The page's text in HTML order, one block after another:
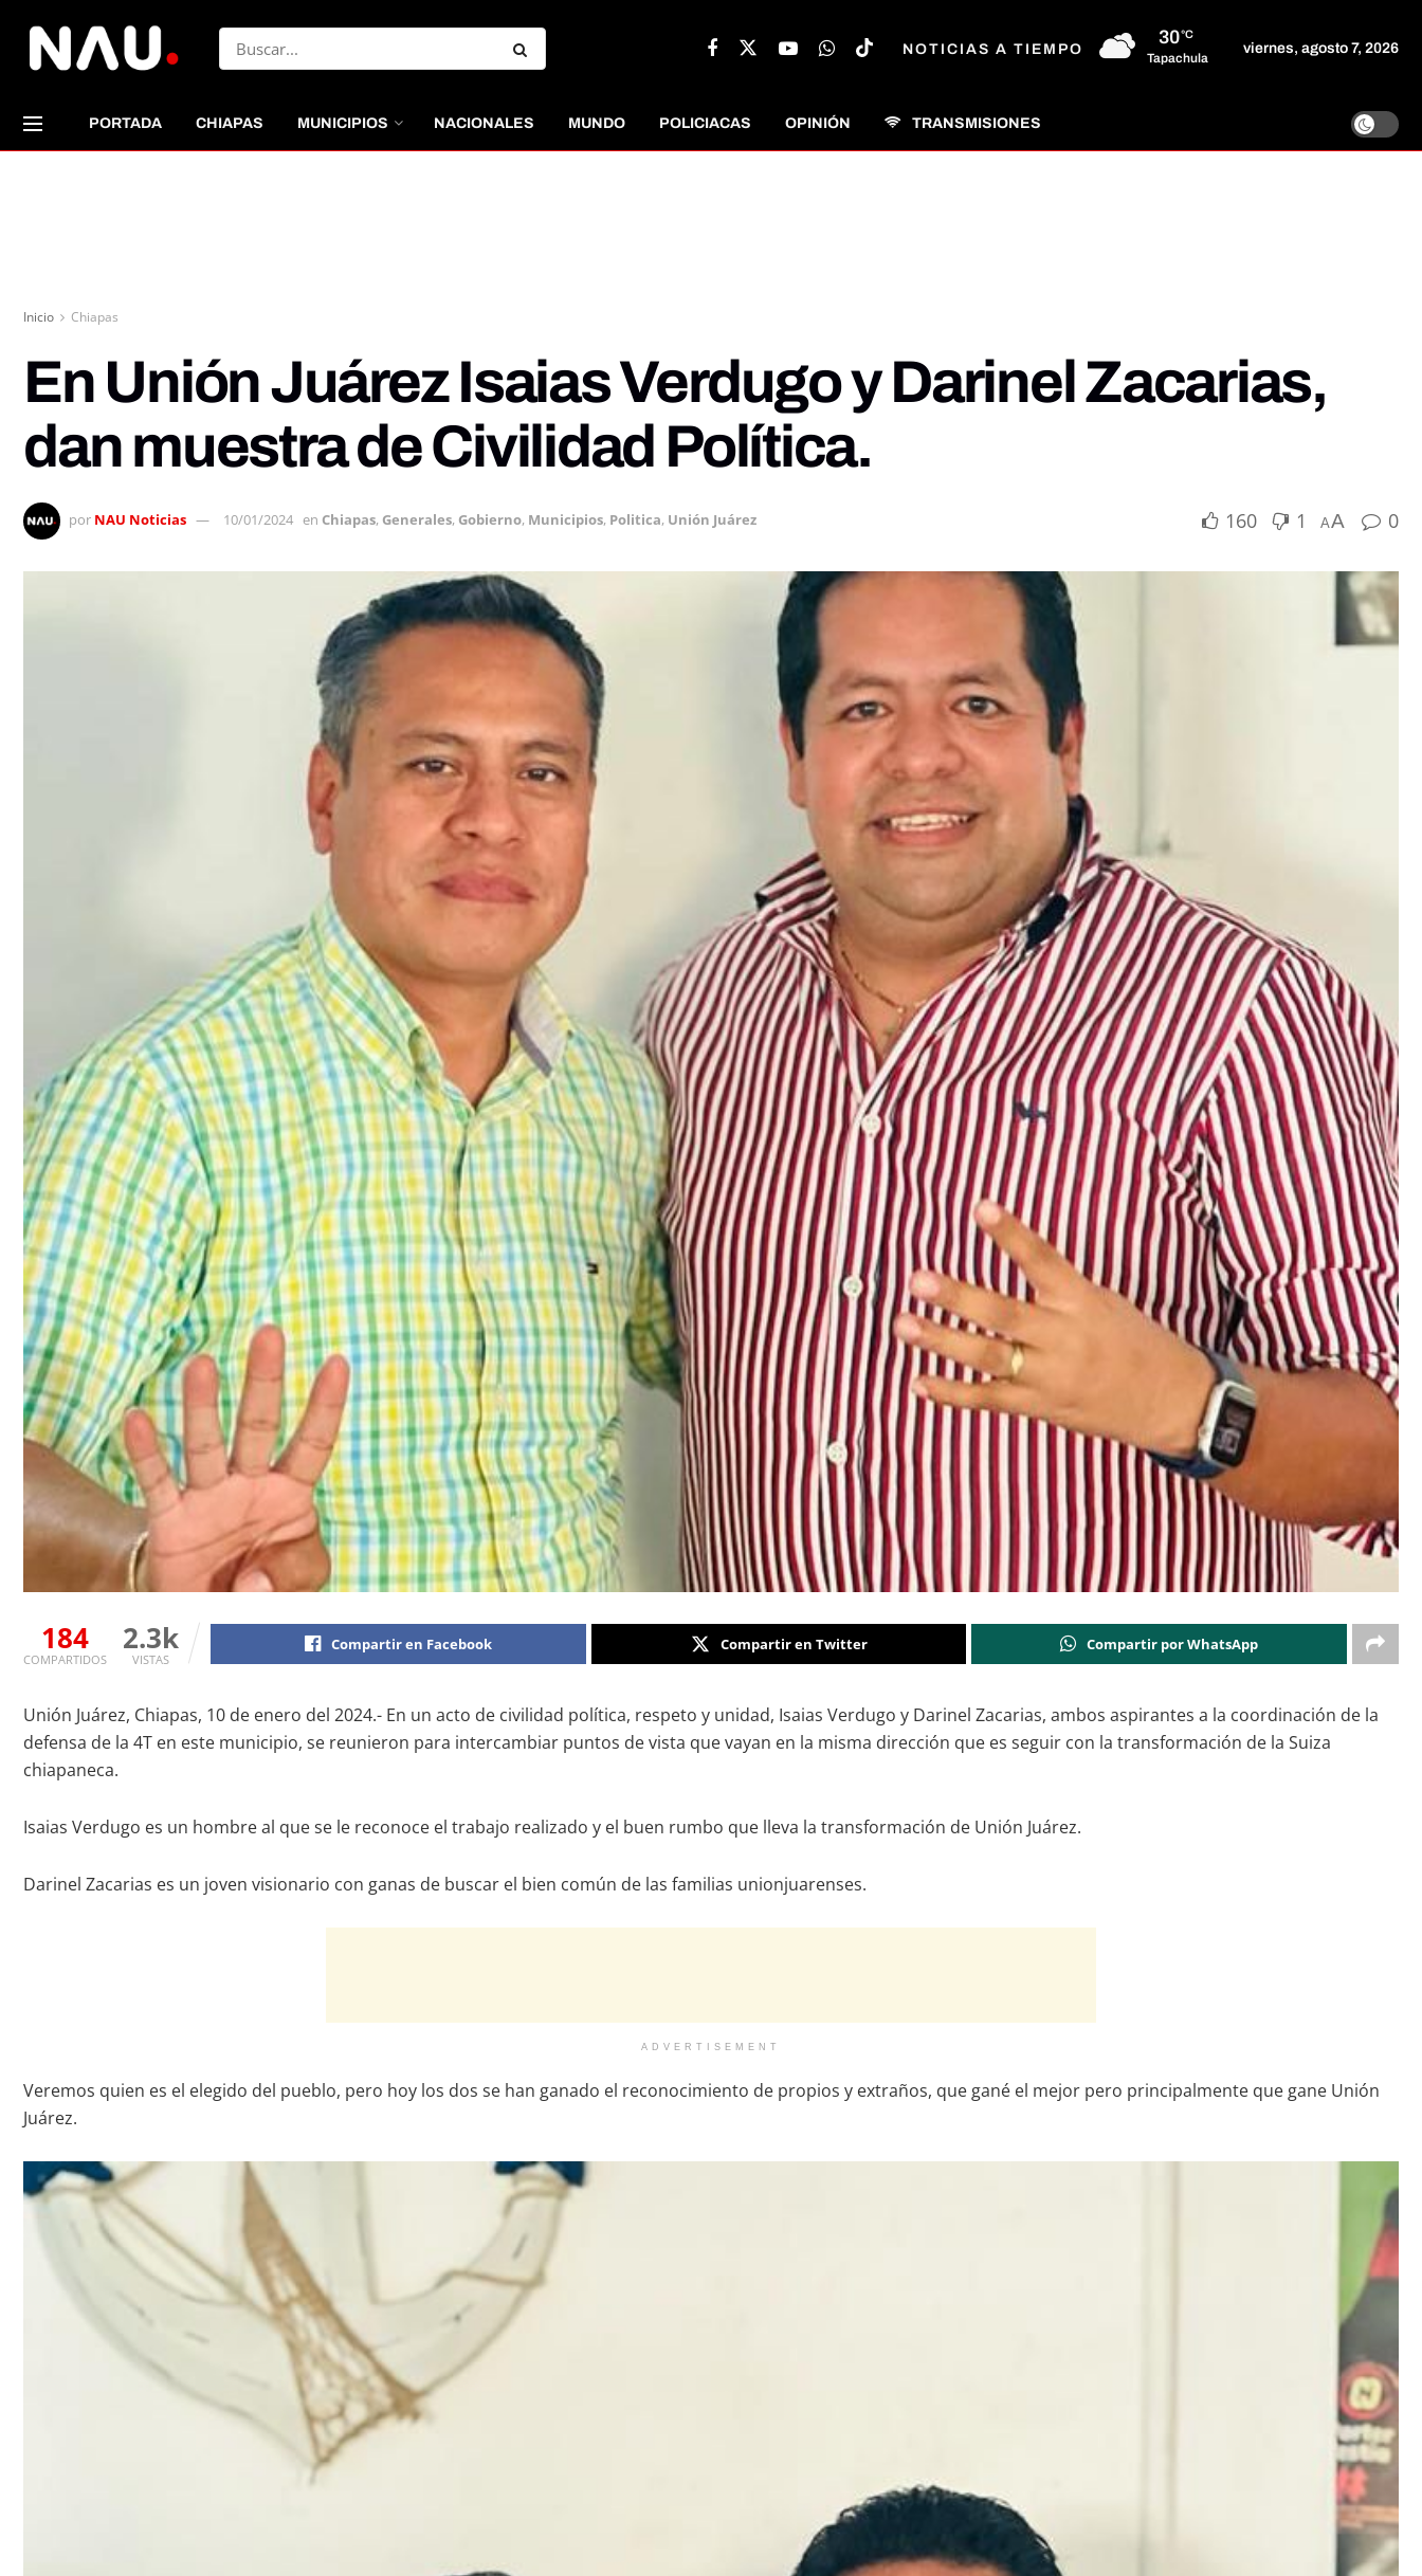
NOTICIAS A TIEMPO
30°C
Tapachula
viernes, agosto 7, 2026
PORTADA CHIAPAS MUNICIPIOS NACIONALES MUNDO POLICIACAS OPINIÓN TRANSMISIONES
Inicio Chiapas
En Unión Juárez Isaias Verdugo y Darinel Zacarias,
dan muestra de Civilidad Política.
por NAU Noticias 10/01/2024 en Chiapas, Generales, Gobierno, Municipios, Politica, Unión Juárez 160 1 AA 0
184
COMPARTIDOS
2.3k
VISTAS
Compartir en Facebook Compartir en Twitter Compartir por WhatsApp
Unión Juárez, Chiapas, 10 de enero del 2024.- En un acto de civilidad política, respeto y unidad, Isaias Verdugo y Darinel Zacarias, ambos aspirantes a la coordinación de la
defensa de la 4T en este municipio, se reunieron para intercambiar puntos de vista que vayan en la misma dirección que es seguir con la transformación de la Suiza
chiapaneca.
Isaias Verdugo es un hombre al que se le reconoce el trabajo realizado y el buen rumbo que lleva la transformación de Unión Juárez.
Darinel Zacarias es un joven visionario con ganas de buscar el bien común de las familias unionjuarenses.
ADVERTISEMENT
Veremos quien es el elegido del pueblo, pero hoy los dos se han ganado el reconocimiento de propios y extraños, que gané el mejor pero principalmente que gane Unión
Juárez.